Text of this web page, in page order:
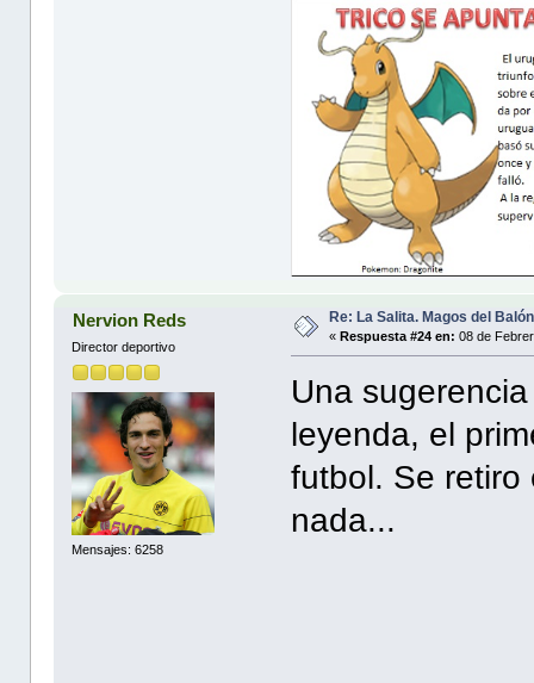
Nervion Reds
Director deportivo
Mensajes: 6258
Re: La Salita. Magos del Balón
« Respuesta #24 en: 08 de
Una
leyenda, el
futbol. Se retiro
nada...